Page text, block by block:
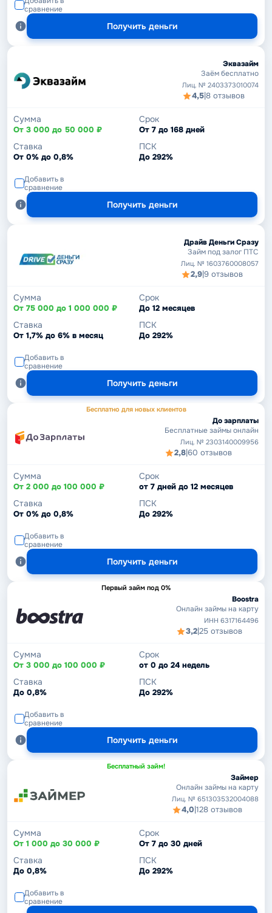
сравнение
Получить деньги
Эквазайм
Заём бесплатно
Лиц. № 2403373010074
4,5|8 отзывов
Сумма
От 3 000 до 50 000 ₽
Срок
От 7 до 168 дней
Ставка
От 0% до 0,8%
ПСК
До 292%
Добавить в
сравнение
Получить деньги
Драйв Деньги Сразу
Займ под залог ПТС
Лиц. № 1603760008057
2,9|9 отзывов
Сумма
От 75 000 до 1 000 000 ₽
Срок
До 12 месяцев
Ставка
От 1,7% до 6% в месяц
ПСК
До 292%
Добавить в
сравнение
Получить деньги
Бесплатно для новых клиентов
До зарплаты
Бесплатные займы онлайн
Лиц. № 2303140009956
2,8|60 отзывов
Сумма
От 2 000 до 100 000 ₽
Срок
от 7 дней до 12 месяцев
Ставка
От 0% до 0,8%
ПСК
До 292%
Добавить в
сравнение
Получить деньги
Первый займ под 0%
Boostra
Онлайн займы на карту
ИНН 6317164496
3,2|25 отзывов
Сумма
От 3 000 до 100 000 ₽
Срок
от 0 до 24 недель
Ставка
До 0,8%
ПСК
До 292%
Добавить в
сравнение
Получить деньги
Бесплатный займ!
Займер
Онлайн займы на карту
Лиц. № 651303532004088
4,0|128 отзывов
Сумма
От 1 000 до 30 000 ₽
Срок
От 7 до 30 дней
Ставка
До 0,8%
ПСК
До 292%
Добавить в
сравнение